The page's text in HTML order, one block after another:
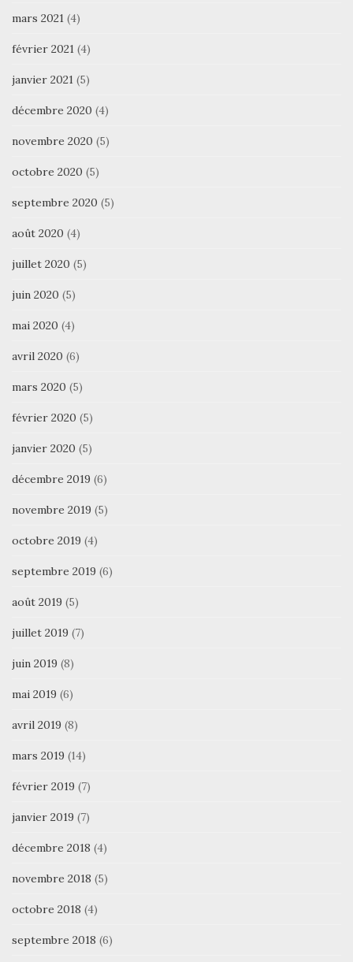
mars 2021 (4)
février 2021 (4)
janvier 2021 (5)
décembre 2020 (4)
novembre 2020 (5)
octobre 2020 (5)
septembre 2020 (5)
août 2020 (4)
juillet 2020 (5)
juin 2020 (5)
mai 2020 (4)
avril 2020 (6)
mars 2020 (5)
février 2020 (5)
janvier 2020 (5)
décembre 2019 (6)
novembre 2019 (5)
octobre 2019 (4)
septembre 2019 (6)
août 2019 (5)
juillet 2019 (7)
juin 2019 (8)
mai 2019 (6)
avril 2019 (8)
mars 2019 (14)
février 2019 (7)
janvier 2019 (7)
décembre 2018 (4)
novembre 2018 (5)
octobre 2018 (4)
septembre 2018 (6)